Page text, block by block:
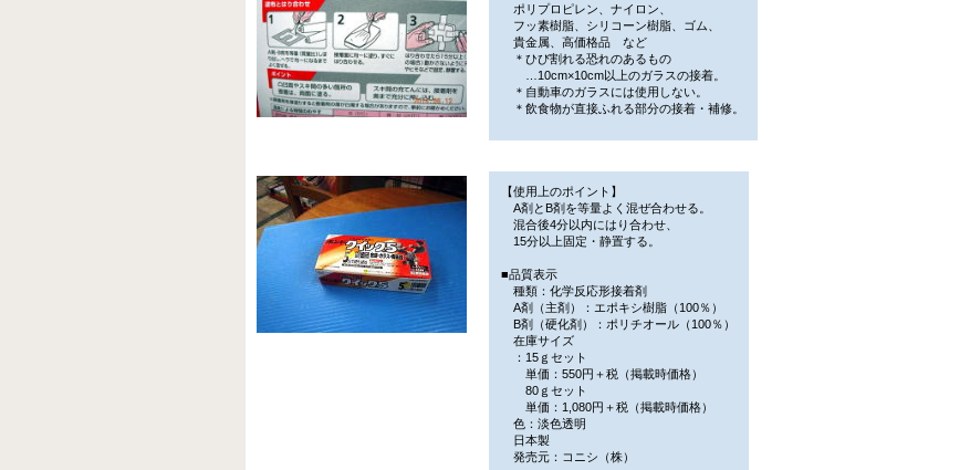
ポリプロピレン、ナイロン、
フッ素樹脂、シリコーン樹脂、ゴム、
貴金属、高価格品 など
＊ひび割れる恐れのあるもの
…10cm×10cm以上のガラスの接着。
＊自動車のガラスには使用しない。
＊飲食物が直接ふれる部分の接着・補修。
【使用上のポイント】
A剤とB剤を等量よく混ぜ合わせる。
混合後4分以内にはり合わせ、
15分以上固定・静置する。
■品質表示
種類：化学反応形接着剤
A剤（主剤）：エポキシ樹脂（100％）
B剤（硬化剤）：ポリチオール（100％）
在庫サイズ
：15ｇセット
単価：550円＋税（掲載時価格）
80ｇセット
単価：1,080円＋税（掲載時価格）
色：淡色透明
日本製
発売元：コニシ（株）